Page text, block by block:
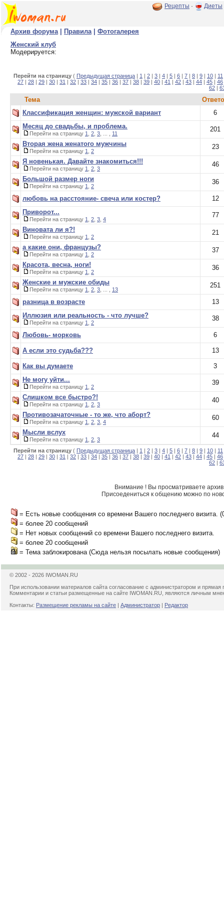
Рецепты · Диеты
Архив форума| Правила| Фотогалерея
Женский клуб
Модерируется:
Перейти на страницу ( Предыдущая страница | 1 | 2 | 3 | 4 | 5 | 6 | 7 | 8 | 9 | 10 | 11
27 | 28 | 29 | 30 | 31 | 32 | 33 | 34 | 35 | 36 | 37 | 38 | 39 | 40 | 41 | 42 | 43 | 44 | 45 | 46
62 |
Тема
Классификация женщин: мужской вариант
6
Месяц до свадьбы, и проблема.
Перейти на страницу 1 2 3 11
201
Вторая жена женатого мужчины
Перейти на страницу 1 2
23
Я новенькая. Давайте знакомиться!!!
Перейти на страницу 1 2 3
46
Большой размер ноги
Перейти на страницу 1 2
36
любовь на расстояние- свеча или костер?
12
Приворот...
Перейти на страницу 1 2 3 4
77
Виновата ли я?!
Перейти на страницу 1 2
21
а какие они, фpанцузы?
Перейти на страницу 1 2
37
Красота, весна, ноги!
Перейти на страницу 1 2
36
Женские и мужские обиды
Перейти на страницу 1 2 3 13
251
разница в возрасте
13
Иллюзия или реальность - что лучше?
Перейти на страницу 1 2
38
Любовь- морковь 6
А если это судьба??? 13
Как вы думаете
3
Не могу уйти...
Перейти на страницу 1 2
39
Слишком все быстро?!
Перейти на страницу 1 2 3
40
Противозачаточные - то же, что аборт?
Перейти на страницу 1 2 3 4
60
Мысли вслух
Перейти на страницу 1 2 3
44
Перейти на страницу ( Предыдущая страница | 1 | 2 | 3 | 4 | 5 | 6 | 7 | 8 | 9 | 10 | 11
27 | 28 | 29 | 30 | 31 | 32 | 33 | 34 | 35 | 36 | 37 | 38 | 39 | 40 | 41 | 42 | 43 | 44 | 45 | 46
62 |
Внимание ! Вы просматриваете
Присоедениться к общению можно по
= Есть новые сообщения со времени Вашего последнего визита.
= более 20 сообщений
= Нет новых сообщений со времени Вашего последнего визита.
= более 20 сообщений
= Тема заблокирована (Сюда нельзя посылать новые сообщения)
© 2002 - 2026 IWOMAN.RU
При использовании материалов сайта согласование с администратором и прямая
Комментарии и статьи размещенные на сайте IWOMAN.RU, являются личным
Контакты: Размещение рекламы на сайте | Администратор | Редактор